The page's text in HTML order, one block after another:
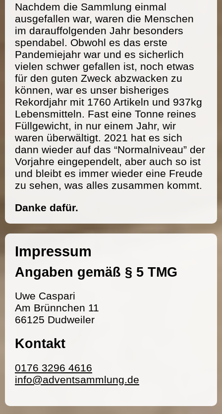
Nachdem die Sammlung einmal
ausgefallen war, waren die Menschen
im darauffolgenden Jahr besonders
spendabel. Obwohl es das erste
Pandemiejahr war und es sicherlich
vielen schwer gefallen ist, noch etwas
für den guten Zweck abzwacken zu
können, war es unser bisheriges
Rekordjahr mit 1760 Artikeln und 937kg
Lebensmitteln. Fast eine Tonne reines
Füllgewicht, in nur einem Jahr, wir
waren überwältigt. 2021 hat es sich
dann wieder auf das “Normalniveau” der
Vorjahre eingependelt, aber auch so ist
und bleibt es immer wieder eine Freude
zu sehen, was alles zusammen kommt.
Danke dafür.
Impressum
Angaben gemäß § 5 TMG
Uwe Caspari
Am Brünnchen 11
66125 Dudweiler
Kontakt
0176 3296 4616
info@adventsammlung.de